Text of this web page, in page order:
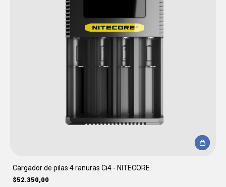
Cargador de pilas 4 ranuras Ci4 - NITECORE
$52.350,00